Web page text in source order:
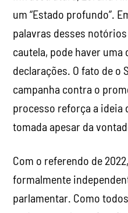
um “Estado profundo”.
palavras desses
cautela, pode haver uma
declarações. O fato de o
campanha contra o
processo reforça a ideia
tomada apesar da
Com o referendo de
formalmente
parlamentar. Como